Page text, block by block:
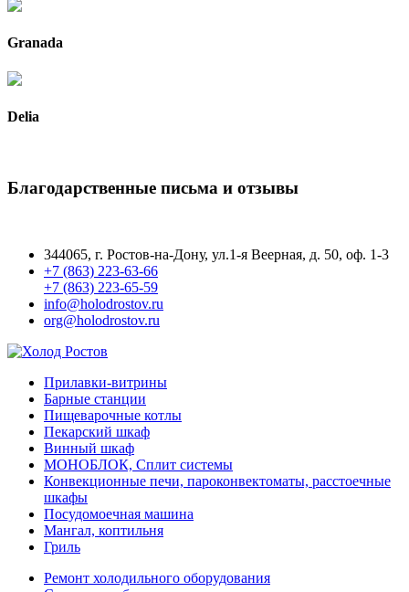
Granada
Delia
Благодарственные письма и отзывы
344065, г. Ростов-на-Дону, ул.1-я Веерная, д. 50, оф. 1-3
+7 (863) 223-63-66
+7 (863) 223-65-59
info@holodrostov.ru
org@holodrostov.ru
Прилавки-витрины
Барные станции
Пищеварочные котлы
Пекарский шкаф
Винный шкаф
МОНОБЛОК, Сплит системы
Конвекционные печи, пароконвектоматы, расстоечные
шкафы
Посудомоечная машина
Мангал, коптильня
Гриль
Ремонт холодильного оборудования